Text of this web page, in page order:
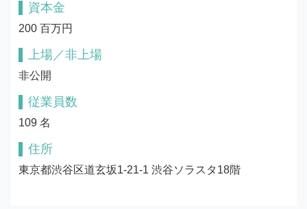
資本金
200 百万円
上場／非上場
非公開
従業員数
109 名
住所
東京都渋谷区道玄坂1-21-1 渋谷ソラスタ18階